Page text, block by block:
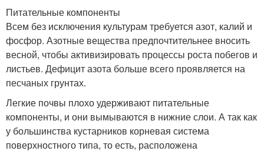
Питательные компоненты
Всем без исключения культурам требуется азот, калий и
фосфор. Азотные вещества предпочтительнее вносить
весной, чтобы активизировать процессы роста побегов и
листьев. Дефицит азота больше всего проявляется на
песчаных грунтах.
Легкие почвы плохо удерживают питательные
компоненты, и они вымываются в нижние слои. А так как
у большинства кустарников корневая система
поверхностного типа, то есть, расположена